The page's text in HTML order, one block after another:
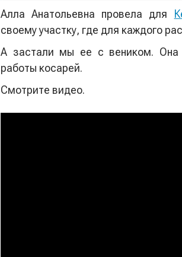
Алла Анатольевна провела для
своему участку, где для каждого
А застали мы ее с веником. Она
работы косарей.
Смотрите видео.